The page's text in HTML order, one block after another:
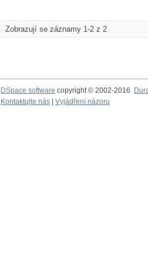
Zobrazují se záznamy 1-2 z 2
DSpace software copyright © 2002-2016
Kontaktujte nás
Vyjádření názoru